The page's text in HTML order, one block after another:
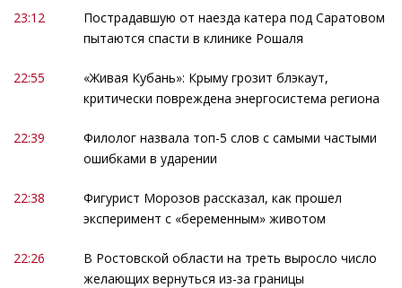
23:12
Пострадавшую от наезда катера под Саратовом
пытаются спасти в клинике Рошаля
22:55
«Живая Кубань»: Крыму грозит блэкаут,
критически повреждена энергосистема региона
22:39
Филолог назвала топ-5 слов с самыми частыми
ошибками в ударении
22:38
Фигурист Морозов рассказал, как прошел
эксперимент с «беременным» животом
22:26
В Ростовской области на треть выросло число
желающих вернуться из-за границы